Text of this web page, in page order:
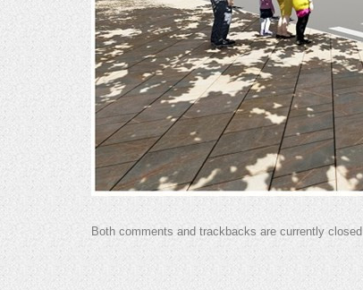
Both comments and trackbacks are currently closed.